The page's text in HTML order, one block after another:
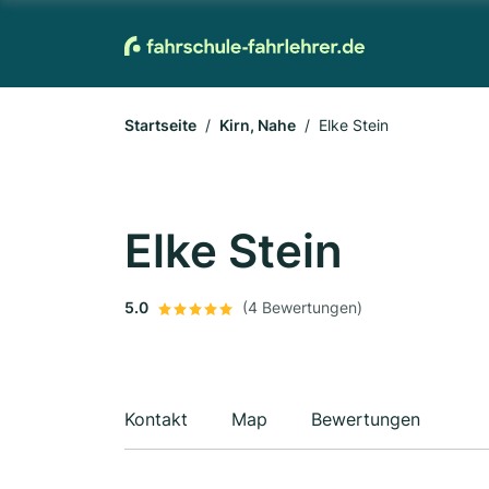
Startseite Kirn, Nahe Elke Stein
Elke Stein
5.0 (4 Bewertungen)
Kontakt Map Bewertungen